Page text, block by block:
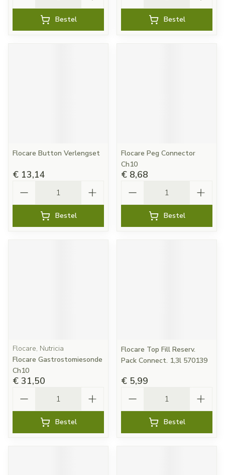
Bestel Bestel
Flocare Button Verlengset
€ 13,14
Bestel
Flocare Peg Connector
Ch10
€ 8,68
Bestel
Flocare, Nutricia
Flocare Gastrostomiesonde
Ch10
€ 31,50
Bestel
Flocare Top Fill Reserv.
Pack Connect. 1,3l 570139
€ 5,99
Bestel